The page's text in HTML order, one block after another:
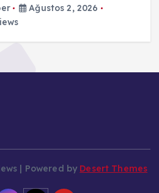
Ağustos 2, 2026
| Powered by Desert Themes